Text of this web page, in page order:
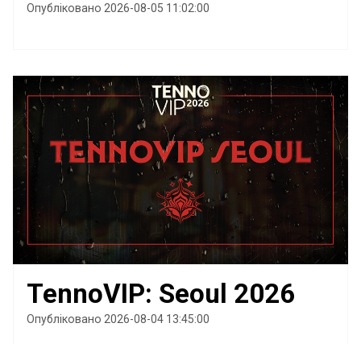
Опубліковано 2026-08-05 11:02:00
TennoVIP: Seoul 2026
Опубліковано 2026-08-04 13:45:00